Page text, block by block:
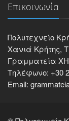
Επικοινωνία
Πολυτεχνείο
Χανιά Κρήτης,
Γραμματεία
Τηλέφωνο: +30
Email: